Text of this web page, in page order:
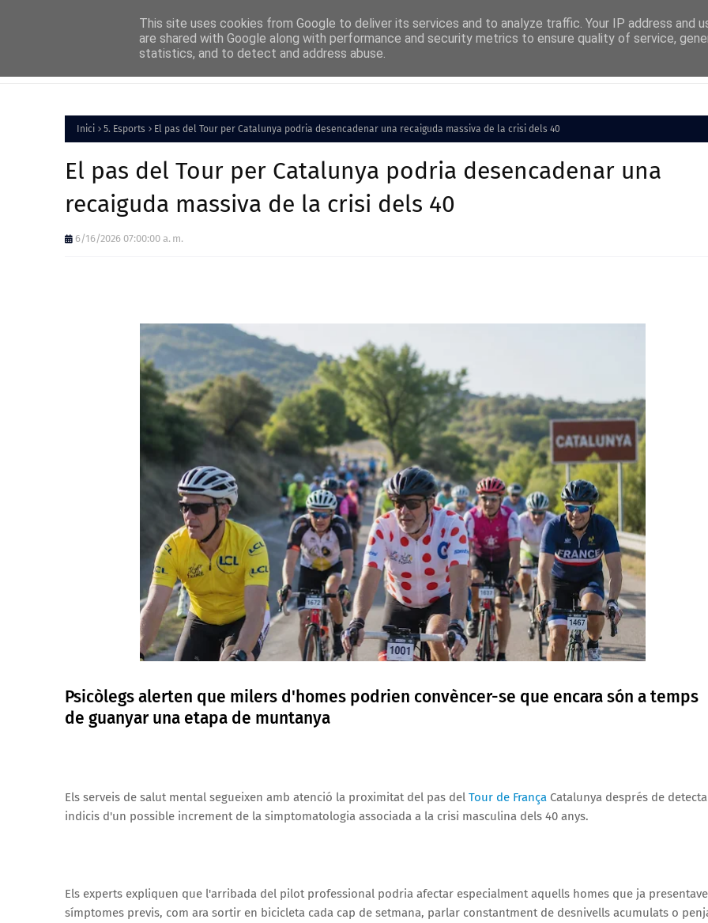
Inici Política
Inici 5. Esports El pas del Tour per Catalunya podria desencadenar una recaiguda massiva de la crisi dels 40
El pas del Tour per Catalunya podria desencadenar una
recaiguda massiva de la crisi dels 40
6/16/2026 07:00:00 a. m.
Psicòlegs alerten que milers d'homes podrien convèncer-se que encara són a temps
de guanyar una etapa de muntanya
Els serveis de salut mental segueixen amb atenció la proximitat del pas del Tour de França Catalunya després de
indicis d'un possible increment de la simptomatologia associada a la crisi masculina dels 40 anys.
Els experts expliquen que l'arribada del pilot professional podria afectar especialment aquells homes que ja
símptomes previs, com ara sortir en bicicleta cada cap de setmana, parlar constantment de desnivells acumulats o
This site uses cookies from Google to deliver its services and to analyze traffic. Your IP address and
are shared with Google along with performance and security metrics to ensure quality of service,
statistics, and to detect and address abuse.